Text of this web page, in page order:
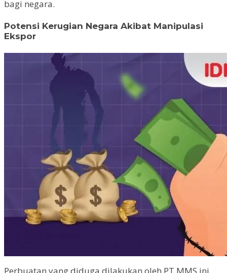
bagi negara.
Potensi Kerugian Negara Akibat Manipulasi
Ekspor